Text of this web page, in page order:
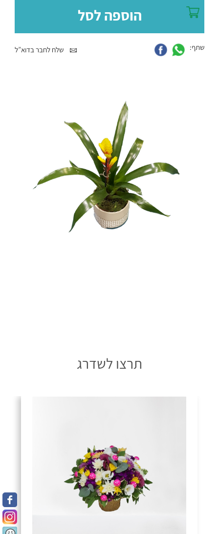
הוספה לסל
שתף: שלח לחבר בדוא”ל
תרצו לשדרג